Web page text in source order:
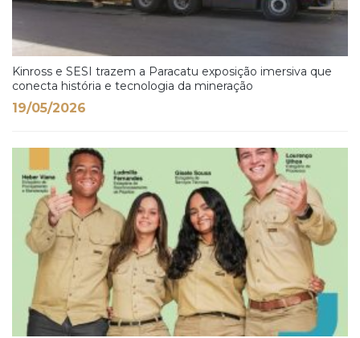
Kinross e SESI trazem a Paracatu exposição imersiva que
conecta história e tecnologia da mineração
19/05/2026